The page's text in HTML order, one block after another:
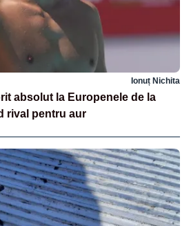
Ionuț Nichita
absolut la Europenele de la
rival pentru aur